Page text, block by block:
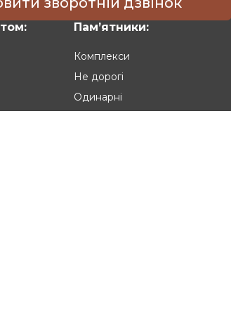
не тільки пам'ятник, а також замовити
всі ці завдання.
з цінами. Є багато варіантів
створення власного проєкту. Час
встановлення 1 день. Але дізнатися
Памʼятники:
Комплекси
Не дорогі
Одинарні